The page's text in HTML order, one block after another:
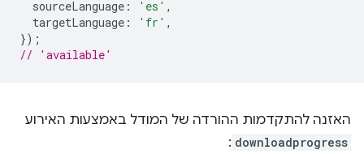
sourceLanguage : 'es' ,
targetLanguage : 'fr' ,
});
// 'available'
האזנה להתקדמות ההורדה של המודל באמצעות האירוע
downloadprogress
: